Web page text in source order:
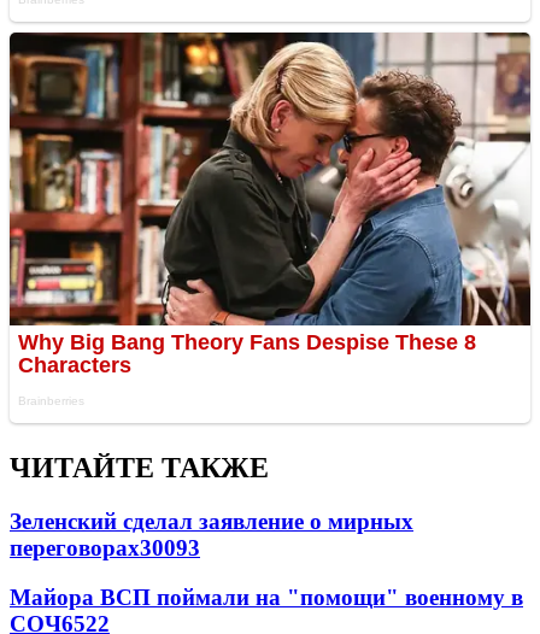
ЧИТАЙТЕ ТАКЖЕ
Зеленский сделал заявление о мирных
переговорах30093
Майора ВСП поймали на "помощи" военному в
СОЧ6522